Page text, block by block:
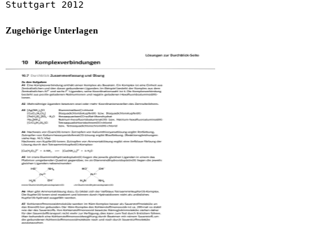
Zugehörige Unterlagen